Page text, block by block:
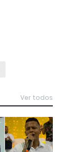
Ver todos